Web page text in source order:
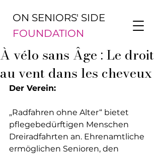
ON SENIORS' SIDE
FOUNDATION
À vélo sans Âge : Le droit
au vent dans les cheveux
Der Verein:
„Radfahren ohne Alter“ bietet
pflegebedürftigen Menschen
Dreiradfahrten an. Ehrenamtliche
ermöglichen Senioren, den